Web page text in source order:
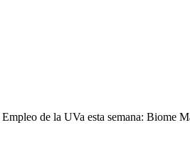
de la UVa esta semana: Biome